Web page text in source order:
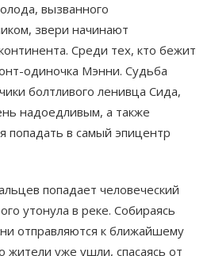
вызванного
звери начинают
Среди тех, кто бежит
одиночка Мэнни. Судьба
болтливого ленивца Сида,
надоедливым, а также
попадать в самый эпицентр
попадает человеческий
утонула в реке. Собираясь
отправляются к ближайшему
жители уже ушли, спасаясь от